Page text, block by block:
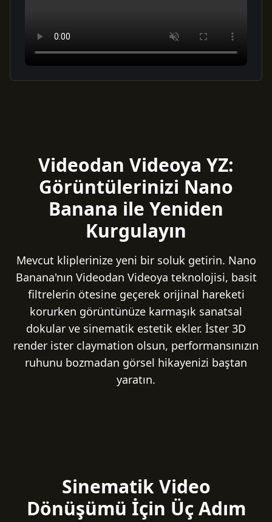
Videodan Videoya YZ:
Görüntülerinizi Nano
Banana ile Yeniden
Kurgulayın
Mevcut kliplerinize yeni bir soluk getirin. Nano
Banana'nın Videodan Videoya teknolojisi, basit
filtrelerin ötesine geçerek orijinal hareketi
korurken görüntünüze karmaşık sanatsal
dokular ve sinematik estetik ekler. İster 3D
render ister claymation olsun, performansınızın
ruhunu bozmadan görsel hikayenizi baştan
yaratın.
Sinematik Video
Dönüşümü İçin Üç Adım